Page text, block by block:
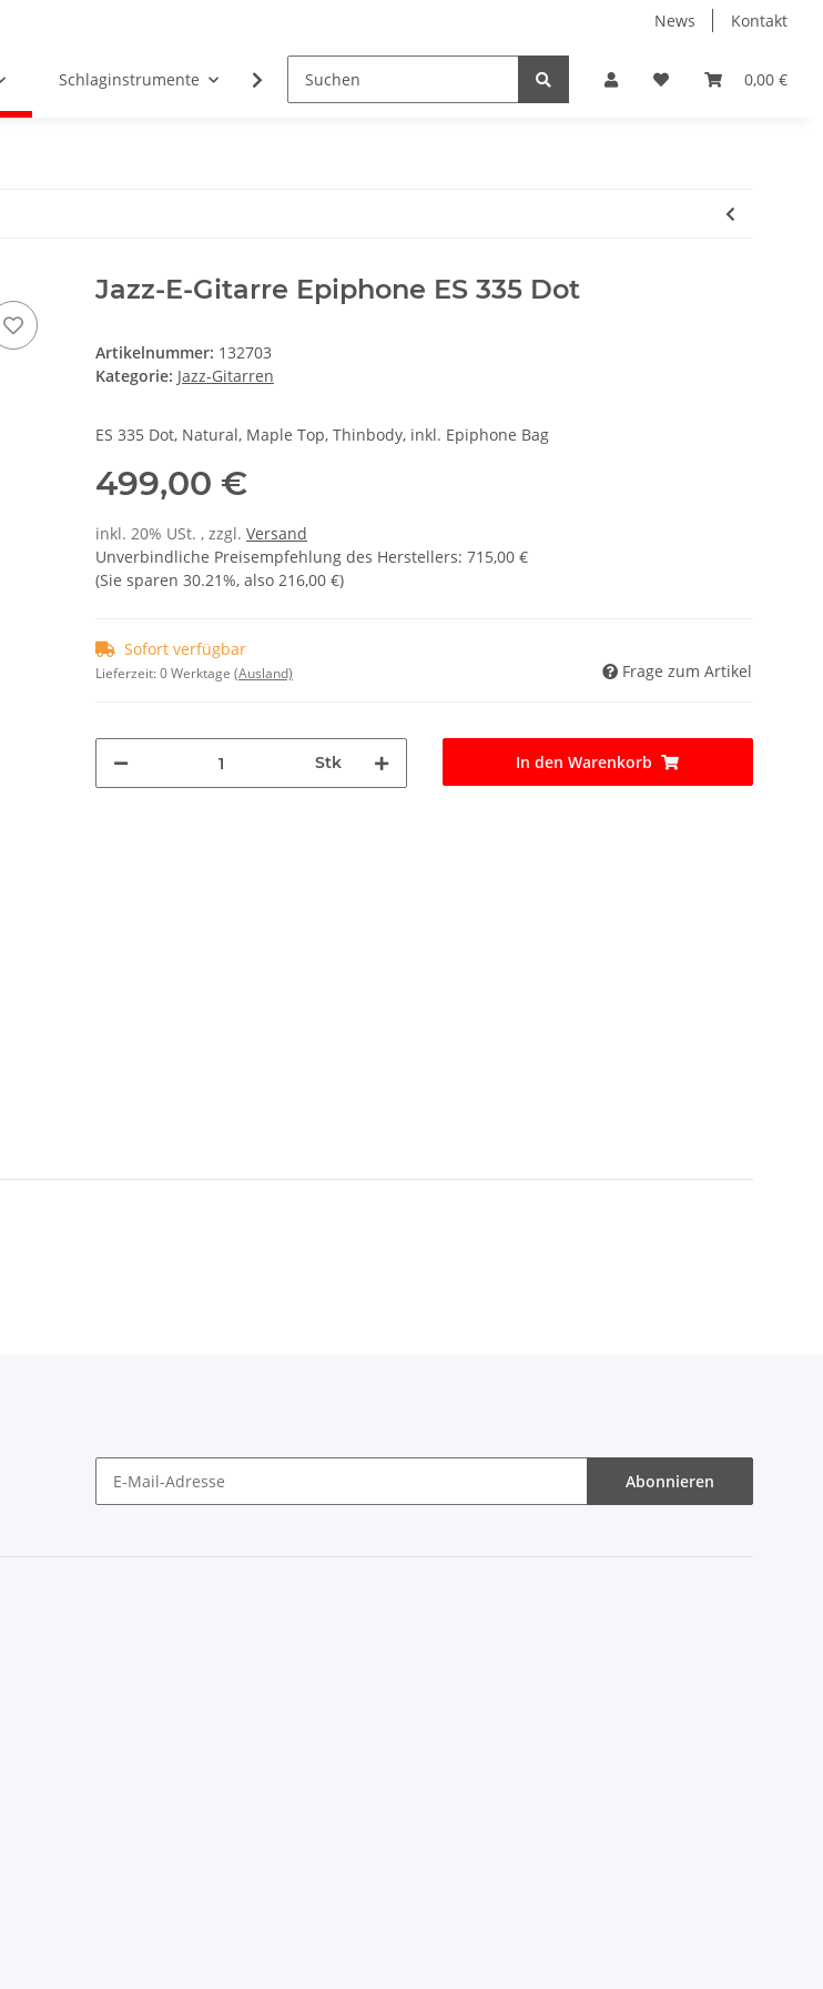
News Kontakt
0,00 €
Schlaginstrumente Tasteninstrumente Schlagzeuge
Jazz-E-Gitarre Epiphone ES 335 Dot
Artikelnummer: 132703
Kategorie: Jazz-Gitarren
ES 335 Dot, Natural, Maple Top, Thinbody, inkl. Epiphone Bag
499,00 €
inkl. 20% USt. , zzgl. Versand
Unverbindliche Preisempfehlung des Herstellers: 715,00 €
(Sie sparen 30.21%, also 216,00 €)
Sofort verfügbar
Lieferzeit:0 Werktage (Ausland) Frage zum Artikel
Stk In den Warenkorb
Abonnieren